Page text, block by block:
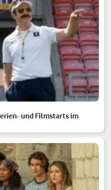
und Filmstarts im